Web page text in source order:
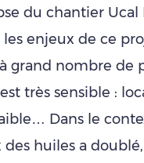
du chantier Ucal
enjeux de ce
grand nombre de
très sensible :
Dans le
huiles a